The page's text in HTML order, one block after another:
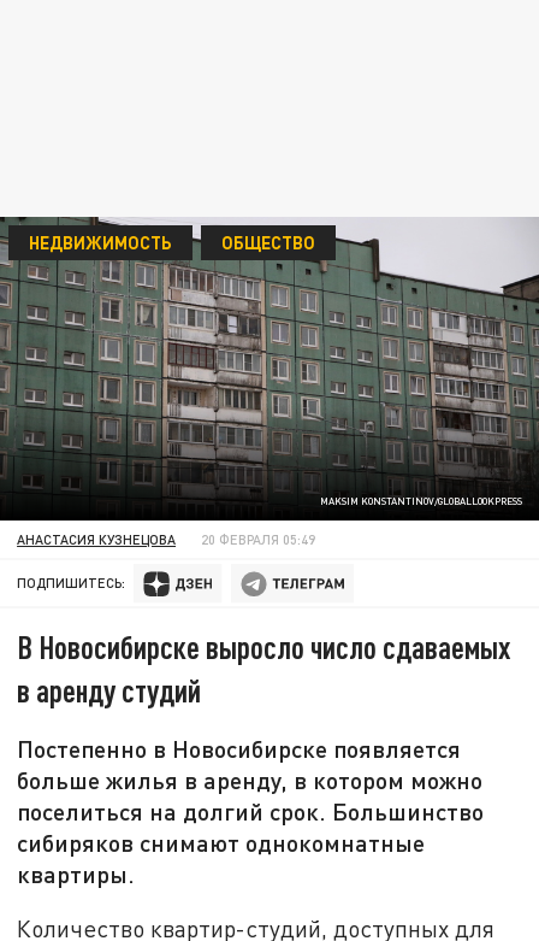
MAKSIM KONSTANTINOV/GLOBALLOOKPRESS
НЕДВИЖИМОСТЬ ОБЩЕСТВО
АНАСТАСИЯ КУЗНЕЦОВА 20 ФЕВРАЛЯ 05:49
ПОДПИШИТЕСЬ:
В Новосибирске выросло число сдаваемых
в аренду студий
Постепенно в Новосибирске появляется
больше жилья в аренду, в котором можно
поселиться на долгий срок. Большинство
сибиряков снимают однокомнатные
квартиры.
Количество квартир-студий, доступных для